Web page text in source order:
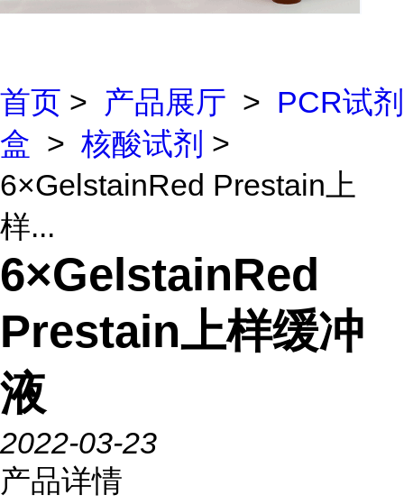
首页 > 产品展厅 > PCR试剂
盒 > 核酸试剂 >
6×GelstainRed Prestain上
样...
6×GelstainRed
Prestain上样缓冲
液
2022-03-23
产品详情